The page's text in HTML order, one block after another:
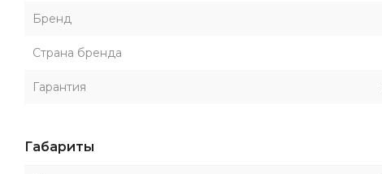
Бренд
Страна бренда
Гарантия
Габариты